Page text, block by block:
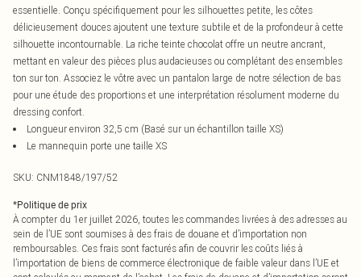
essentielle. Conçu spécifiquement pour les silhouettes petite, les côtes
délicieusement douces ajoutent une texture subtile et de la profondeur à cette
silhouette incontournable. La riche teinte chocolat offre un neutre ancrant,
mettant en valeur des pièces plus audacieuses ou complétant des ensembles
ton sur ton. Associez le vôtre avec un pantalon large de notre sélection de bas
pour une étude des proportions et une interprétation résolument moderne du
dressing confort.
Longueur environ 32,5 cm (Basé sur un échantillon taille XS)
Le mannequin porte une taille XS
SKU: CNM1848/197/52
*Politique de prix
À compter du 1er juillet 2026, toutes les commandes livrées à des adresses au
sein de l’UE sont soumises à des frais de douane et d’importation non
remboursables. Ces frais sont facturés afin de couvrir les coûts liés à
l’importation de biens de commerce électronique de faible valeur dans l’UE et